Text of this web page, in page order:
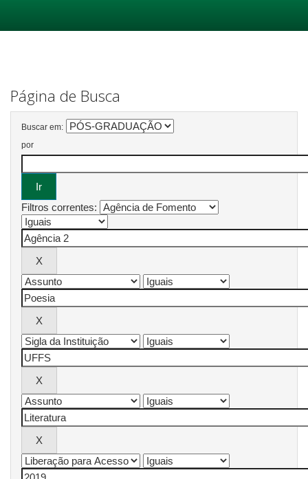
Página de Busca
Buscar em:
por
Filtros correntes: